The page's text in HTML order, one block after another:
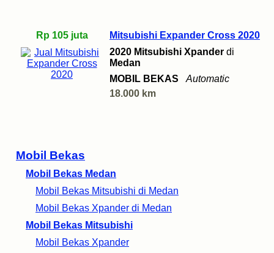
Mobil Bekas
Mobil Bekas Medan
Mobil Bekas Mitsubishi di Medan
Mobil Bekas Xpander di Medan
Mobil Bekas Mitsubishi
Mobil Bekas Xpander
Rp 105 juta
Mitsubishi Expander Cross 2020
2020 Mitsubishi Xpander di
Medan
MOBIL BEKAS
Automatic
18.000 km